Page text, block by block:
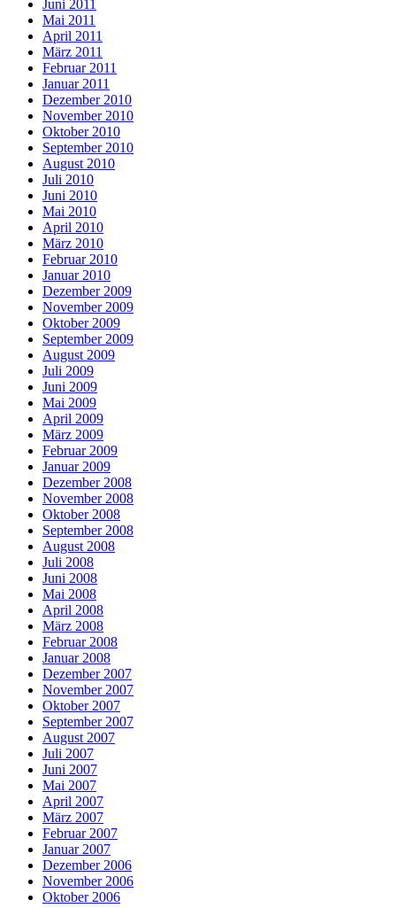
Juni 2011
Mai 2011
April 2011
März 2011
Februar 2011
Januar 2011
Dezember 2010
November 2010
Oktober 2010
September 2010
August 2010
Juli 2010
Juni 2010
Mai 2010
April 2010
März 2010
Februar 2010
Januar 2010
Dezember 2009
November 2009
Oktober 2009
September 2009
August 2009
Juli 2009
Juni 2009
Mai 2009
April 2009
März 2009
Februar 2009
Januar 2009
Dezember 2008
November 2008
Oktober 2008
September 2008
August 2008
Juli 2008
Juni 2008
Mai 2008
April 2008
März 2008
Februar 2008
Januar 2008
Dezember 2007
November 2007
Oktober 2007
September 2007
August 2007
Juli 2007
Juni 2007
Mai 2007
April 2007
März 2007
Februar 2007
Januar 2007
Dezember 2006
November 2006
Oktober 2006